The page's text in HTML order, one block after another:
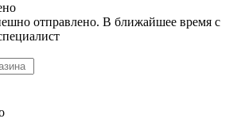
отправлено. В ближайшее время с